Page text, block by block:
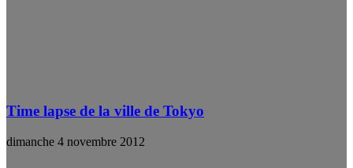
Time lapse de la ville de Tokyo
dimanche 4 novembre 2012